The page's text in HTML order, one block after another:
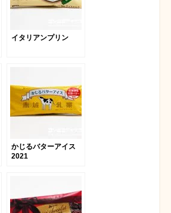
イタリアンプリン
かじるバターアイス
2021